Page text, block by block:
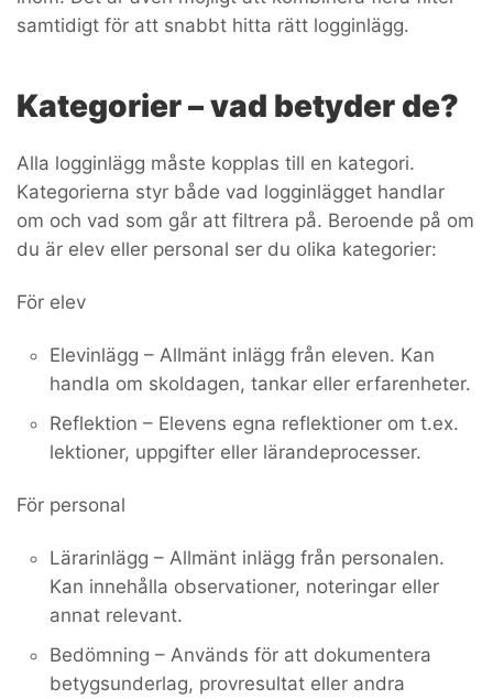
samtidigt för att snabbt hitta rätt logginlägg.
Kategorier – vad betyder de?
Alla logginlägg måste kopplas till en kategori.
Kategorierna styr både vad logginlägget handlar
om och vad som går att filtrera på. Beroende på om
du är elev eller personal ser du olika kategorier:
För elev
Elevinlägg – Allmänt inlägg från eleven. Kan
handla om skoldagen, tankar eller erfarenheter.
Reflektion – Elevens egna reflektioner om t.ex.
lektioner, uppgifter eller lärandeprocesser.
För personal
Lärarinlägg – Allmänt inlägg från personalen.
Kan innehålla observationer, noteringar eller
annat relevant.
Bedömning – Används för att dokumentera
betygsunderlag, provresultat eller andra